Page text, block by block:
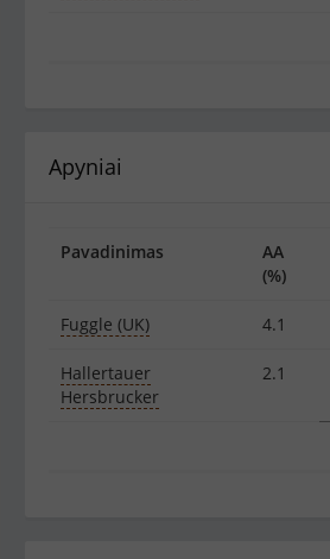
Apyniai
Pavadinimas
AA
(%)
Fuggle (UK) 4.1
Hallertauer
Hersbrucker
2.1